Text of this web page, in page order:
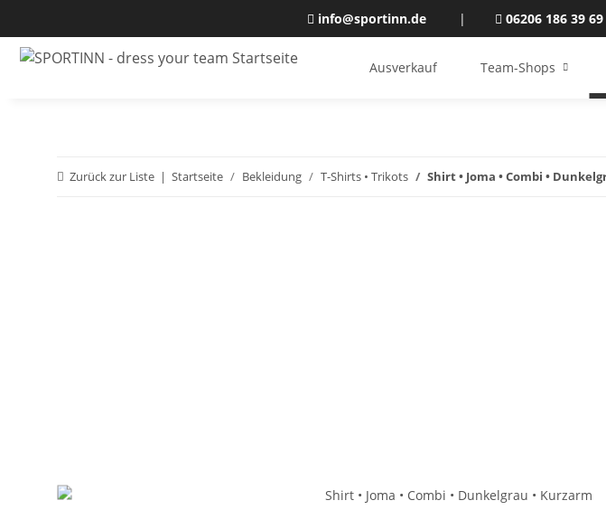
info@sportinn.de | 06206 186 39 69
Ausverkauf Team-Shops
Zurück zur Liste Startseite Bekleidung T-Shirts • Trikots Shirt • Joma • Combi •